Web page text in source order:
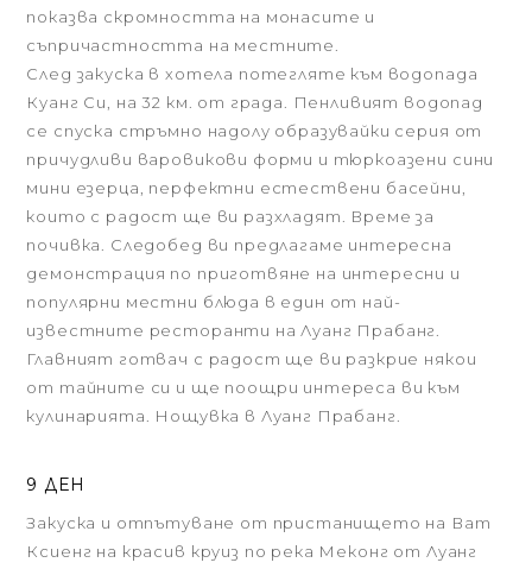
показва скромността на монасите и
съпричастността на местните.
След закуска в хотела потегляте към водопада
Куанг Си, на 32 км. от града. Пенливият водопад
се спуска стръмно надолу образувайки серия от
причудливи варовикови форми и тюркоазени сини
мини езерца, перфектни естествени басейни,
които с радост ще ви разхладят. Време за
почивка. Следобед ви предлагаме интересна
демонстрация по приготвяне на интересни и
популярни местни блюда в един от най-
известните ресторанти на Луанг Прабанг.
Главният готвач с радост ще ви разкрие някои
от тайните си и ще поощри интереса ви към
кулинарията. Нощувка в Луанг Прабанг.
9 ДЕН
Закуска и отпътуване от пристанището на Ват
Ксиенг на красив круиз по река Меконг от Луанг